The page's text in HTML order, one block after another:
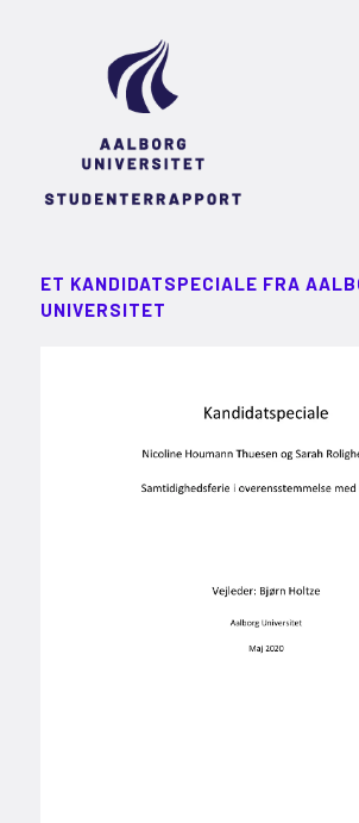
ET KANDIDATSPECIALE FRA
UNIVERSITET